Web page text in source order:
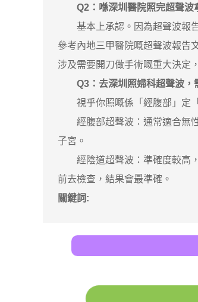
Q2：喺深圳醫院照完超聲波
基本上承認。因為超聲波報告
參考內地三甲醫院嘅超聲波報告
涉及需要開刀做手術嘅重大決定
Q3：去深圳照婦科超聲波，
視乎你照嘅係「經腹部」定「
經腹部超聲波：通常適合無性
子宮。
經陰道超聲波：準確度較高，
前去檢查，結果會最準確。
關鍵詞: